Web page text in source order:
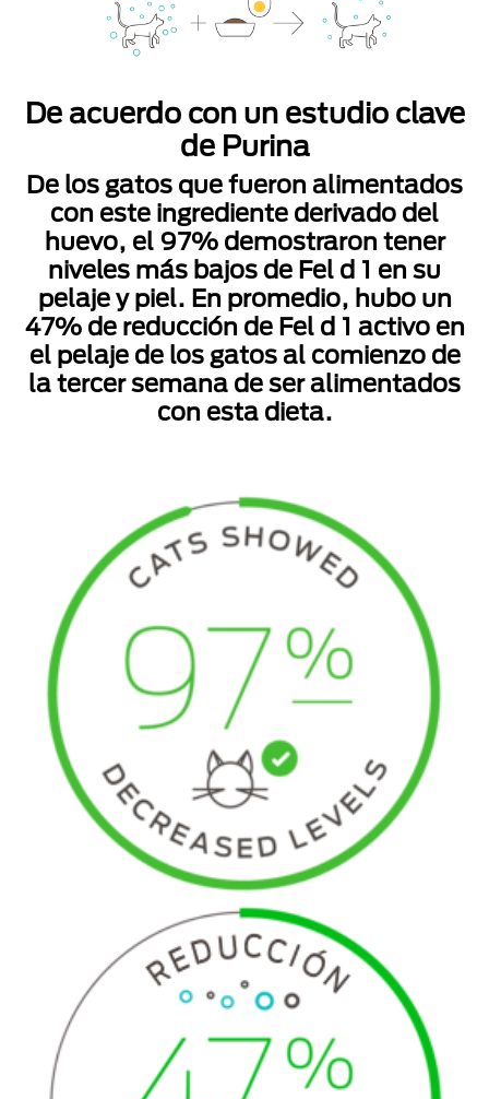
De acuerdo con un estudio clave
de Purina
De los gatos que fueron alimentados
con este ingrediente derivado del
huevo, el 97% demostraron tener
niveles más bajos de Fel d 1 en su
pelaje y piel. En promedio, hubo un
47% de reducción de Fel d 1 activo en
el pelaje de los gatos al comienzo de
la tercer semana de ser alimentados
con esta dieta.